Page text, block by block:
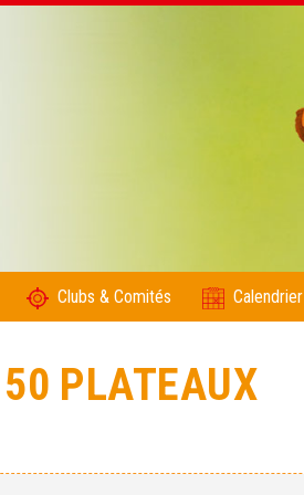
Clubs & Comités Calendrier
PLATEAUX